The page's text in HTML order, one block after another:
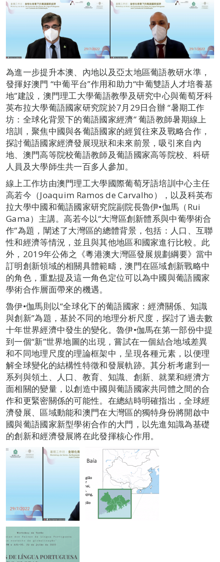
為進一步提升本澳、內地以及亞太地區葡語教研水準，
發揮好澳門 “中葡平台”作用和助力“中葡雙語人才培養基
地”建設，澳門理工大學葡語教學及研究中心與葡萄牙科
英布拉大學葡語國家研究院於7月29日合辦 “暑期工作
坊：全球化背景下的葡語國家經濟” 葡語教師暑期線上
培訓，聚焦中國與各葡語國家的經貿往來及戰略合作，
探討葡語國家經濟發展現狀和未來前景，吸引來自內
地、澳門高等院校葡語教師及葡語國家高等院校、科研
人員及大學師生共一百多人參加。
線上工作坊由澳門理工大學國際葡萄牙語培訓中心主任
高若今（Joaquim Ramos de Carvalho），以及科英布
拉大學中國和葡語國家研究院副院長魯伊•伽馬（Rui
Gama）主講。高若今以“大灣區創新體系與中葡學術合
作”為題，闡述了大灣區的總體背景，包括：人口、互聯
性和經濟等情況，並且與其他地區和國家進行比較。此
外，2019年公佈之《粵港澳大灣區發展規劃綱要》當中
訂明創新領域的相關具體範疇，澳門在區域創新戰略中
的角色，重點提及這一角色定位可以為中國與葡語國家
學術合作層面帶來的機遇。
魯伊•伽馬則以“全球化下的葡語國家：經濟關係、知識
與創新”為題，基於不同的地理分析尺度，探討了過去數
十年世界經濟中發生的變化。魯伊•伽馬在第一部份中提
到一個“新”世界地圖的出現，嘗試在一個結合地域差異
和不同地理尺度的理論框架中，呈現各種元素，以便理
解全球變化的結構性特徵和發展軌跡。其分析考慮到一
系列與領土、人口、教育、知識、創新、就業和經濟方
面相關的變量，以創造中國與葡語國家共同體之間的合
作和更緊密關係的可能性。在總結時明確指出，全球經
濟發展、區域動能和澳門在大灣區的獨特身份將開啟中
國與葡語國家新型學術合作的大門，以先進知識為基礎
的創新和經濟發展將在此發揮核心作用。